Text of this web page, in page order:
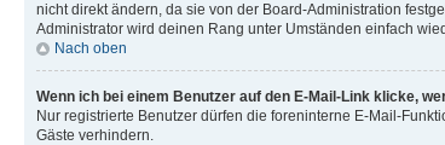
nicht direkt ändern, da sie von der Board-Administration
Administrator wird deinen Rang unter Umständen einfach
Nach oben
Wenn ich bei einem Benutzer auf den E-Mail-Link klicke,
Nur registrierte Benutzer dürfen die foreninterne E-Mail-
Gäste verhindern.